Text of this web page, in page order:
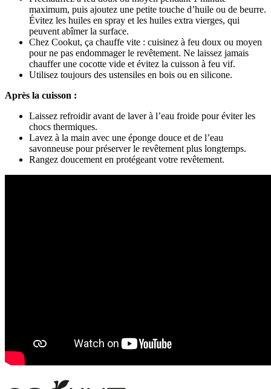
maximum, puis ajoutez une petite touche d’huile ou de beurre.
Évitez les huiles en spray et les huiles extra vierges, qui
peuvent abîmer la surface.
Chez Cookut, ça chauffe vite : cuisinez à feu doux ou moyen
pour ne pas endommager le revêtement. Ne laissez jamais
chauffer une cocotte vide et évitez la cuisson à feu vif.
Utilisez toujours des ustensiles en bois ou en silicone.
Après la cuisson :
Laissez refroidir avant de laver à l’eau froide pour éviter les
chocs thermiques.
Lavez à la main avec une éponge douce et de l’eau
savonneuse pour préserver le revêtement plus longtemps.
Rangez doucement en protégeant votre revêtement.